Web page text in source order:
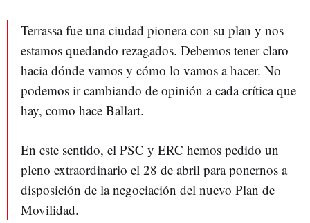
Terrassa fue una ciudad pionera con su plan y nos
estamos quedando rezagados. Debemos tener claro
hacia dónde vamos y cómo lo vamos a hacer. No
podemos ir cambiando de opinión a cada crítica que
hay, como hace Ballart.
En este sentido, el PSC y ERC hemos pedido un
pleno extraordinario el 28 de abril para ponernos a
disposición de la negociación del nuevo Plan de
Movilidad.